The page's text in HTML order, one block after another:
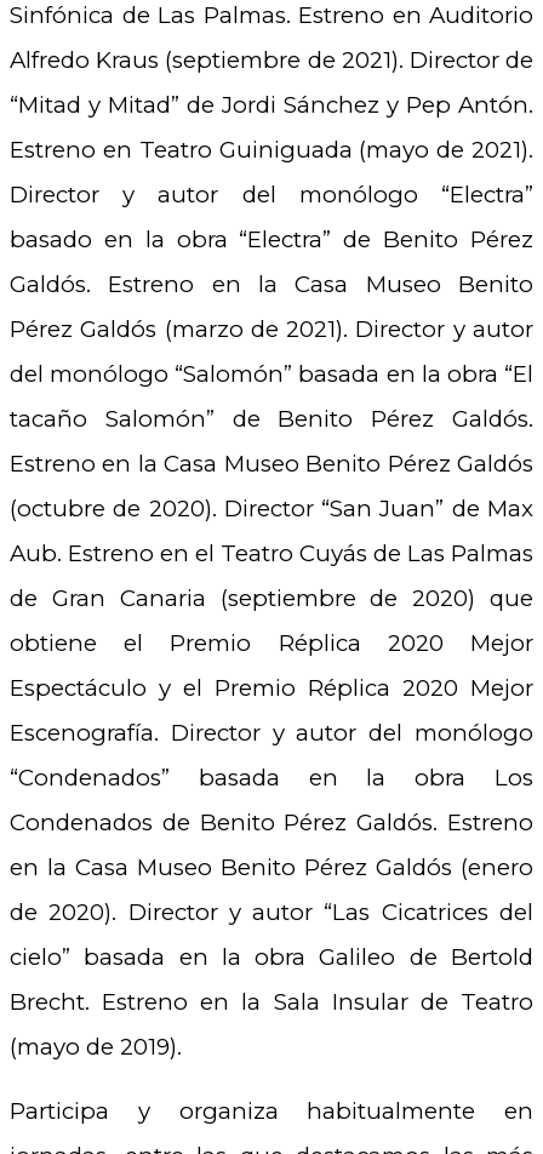
Sinfónica de Las Palmas. Estreno en Auditorio
Alfredo Kraus (septiembre de 2021). Director de
“Mitad y Mitad” de Jordi Sánchez y Pep Antón.
Estreno en Teatro Guiniguada (mayo de 2021).
Director y autor del monólogo “Electra”
basado en la obra “Electra” de Benito Pérez
Galdós. Estreno en la Casa Museo Benito
Pérez Galdós (marzo de 2021). Director y autor
del monólogo “Salomón” basada en la obra “El
tacaño Salomón” de Benito Pérez Galdós.
Estreno en la Casa Museo Benito Pérez Galdós
(octubre de 2020). Director “San Juan” de Max
Aub. Estreno en el Teatro Cuyás de Las Palmas
de Gran Canaria (septiembre de 2020) que
obtiene el Premio Réplica 2020 Mejor
Espectáculo y el Premio Réplica 2020 Mejor
Escenografía. Director y autor del monólogo
“Condenados” basada en la obra Los
Condenados de Benito Pérez Galdós. Estreno
en la Casa Museo Benito Pérez Galdós (enero
de 2020). Director y autor “Las Cicatrices del
cielo” basada en la obra Galileo de Bertold
Brecht. Estreno en la Sala Insular de Teatro
(mayo de 2019).
Participa y organiza habitualmente en